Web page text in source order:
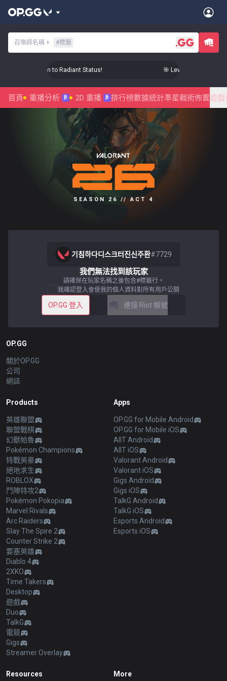
召喚師名稱 + #標籤
Up Your Aim to Radiant Status! 🎯 Level Up Your Aim
首頁 重播分析 β 2D 重播 β 排行榜數據統計準星戰術佈置遊戲
SEASON 26 // ACT 4
기침하다디스크터진신주환#7729
我們無法找到該玩家
請確保在玩家名稱之後包含#標籤行。
我確認登入會使我的個人資料對所有用戶公開
OP.GG 登入 連接 Riot 帳號
OP.GG
關於OP.GG
公司
網誌
Products
英雄聯盟
聯盟戰棋
幻獸帕魯
Pokémon Champions
特戰英豪
絕地求生
ROBLOX
鬥陣特攻2
Pokémon Pokopia
Marvel Rivals
Arc Raiders
Slay The Spire 2
Counter Strike 2
要塞英雄
Diablo 4
2XKO
Time Takers
Desktop
遊戲
Duo
TalkG
電競
Gigs
Streamer Overlay
Apps
OP.GG for Mobile Android
OP.GG for Mobile iOS
AllT Android
AllT iOS
Valorant Android
Valorant iOS
Gigs Android
Gigs iOS
TalkG Android
TalkG iOS
Esports Android
Esports iOS
Resources More